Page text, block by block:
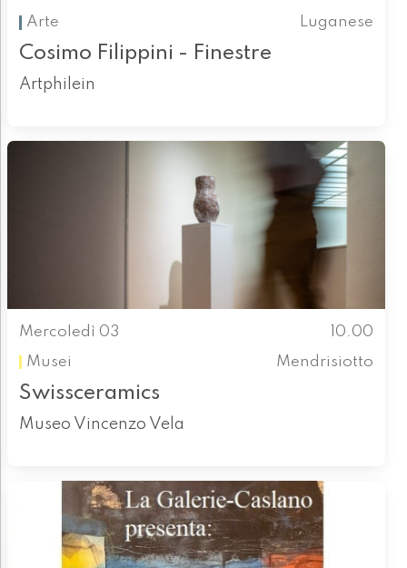
Arte
Luganese
Cosimo Filippini - Finestre
Artphilein
Mercoledì 03
10.00
Musei
Mendrisiotto
Swissceramics
Museo Vincenzo Vela